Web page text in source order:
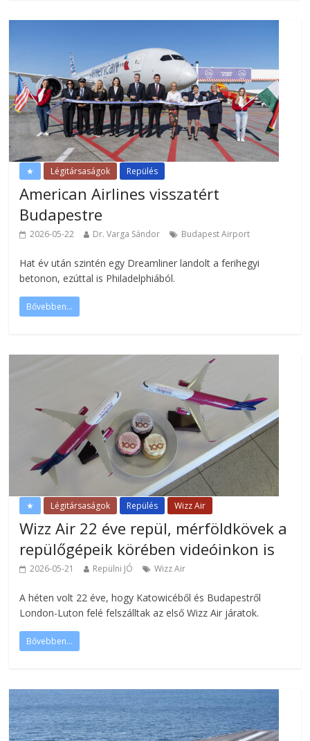
★ Légitársaságok Repülés
American Airlines visszatért
Budapestre
2026-05-22 Dr. Varga Sándor Budapest Airport
Hat év után szintén egy Dreamliner landolt a ferihegyi
betonon, ezúttal is Philadelphiából.
Bővebben...
★ Légitársaságok Repülés Wizz Air
Wizz Air 22 éve repül, mérföldkövek a
repülőgépeik körében videóinkon is
2026-05-21 Repülni JÓ Wizz Air
A héten volt 22 éve, hogy Katowicéből és Budapestről
London-Luton felé felszálltak az első Wizz Air járatok.
Bővebben...